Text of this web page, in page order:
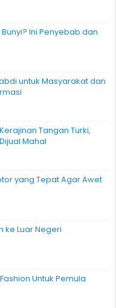
Ini Penyebab dan
untuk Masyarakat dan
Tangan Turki,
Mahal
yang Tepat Agar Awet
ke Luar Negeri
Untuk Pemula